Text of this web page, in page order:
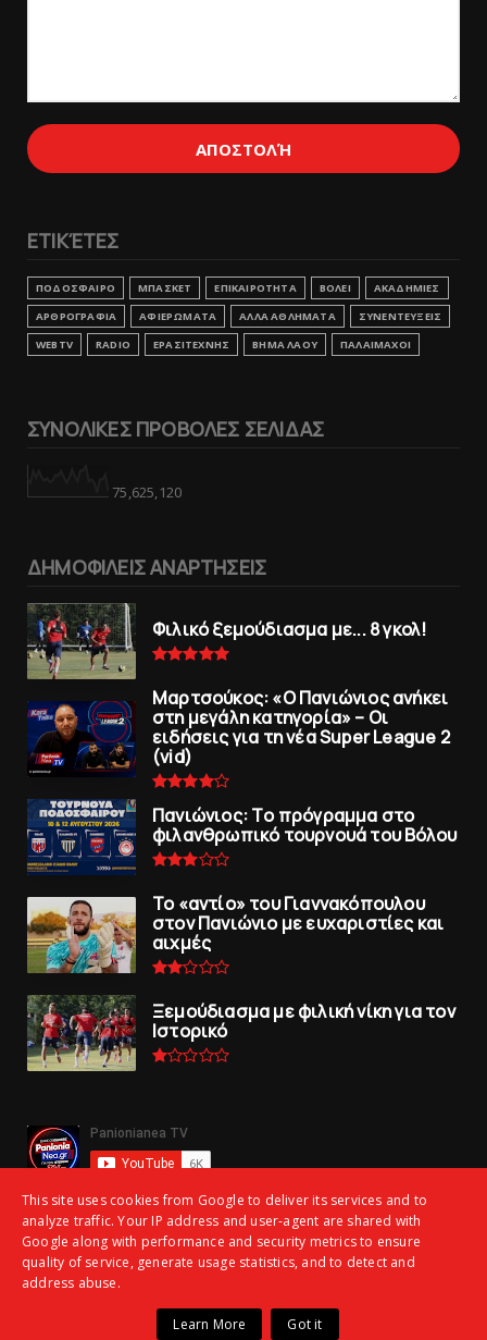
ΕΤΙΚΈΤΕΣ
ΠΟΔΟΣΦΑΙΡΟ ΜΠΑΣΚΕΤ ΕΠΙΚΑΙΡΟΤΗΤΑ ΒΟΛΕΙ
ΑΚΑΔΗΜΙΕΣ
ΑΡΘΡΟΓΡΑΦΙΑ
ΑΦΙΕΡΩΜΑΤΑ ΑΛΛΑ ΑΘΛΗΜΑΤΑ
ΣΥΝΕΝΤΕΥΞΕΙΣ
WEBTV
RADIO ΕΡΑΣΙΤΕΧΝΗΣ ΒΗΜΑ ΛΑΟΥ ΠΑΛΑΙΜΑΧΟΙ
ΣΥΝΟΛΙΚΕΣ ΠΡΟΒΟΛΕΣ ΣΕΛΙΔΑΣ
75,625,120
ΔΗΜΟΦΙΛΕΙΣ ΑΝΑΡΤΗΣΕΙΣ
Φιλικό ξεμούδιασμα με... 8 γκολ!
Μαρτσούκος: «Ο Πανιώνιος ανήκει
στη μεγάλη κατηγορία» – Οι
ειδήσεις για τη νέα Super League 2
(vid)
Πανιώνιoς: Tο πρόγραμμα στο
φιλανθρωπικό τουρνουά του Bόλου
To «αντίο» του Γιαννακόπουλου
στον Πανιώνιο με ευχαριστίες και
αιχμές
Ξεμούδιασμα με φιλική νίκη για τoν
Iστορικό
Rights Reserved
This site uses cookies from Google to deliver its services and to
analyze traffic. Your IP address and user-agent are shared with
Google along with performance and security metrics to ensure
quality of service, generate usage statistics, and to detect and
address abuse.
Learn More Got it